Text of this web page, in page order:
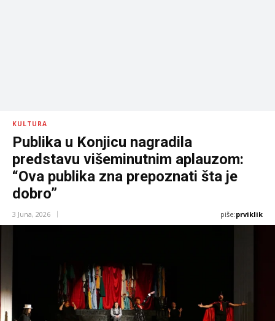
KULTURA
Publika u Konjicu nagradila
predstavu višeminutnim aplauzom:
“Ova publika zna prepoznati šta je
dobro”
3 Juna, 2026 piše:prviklik